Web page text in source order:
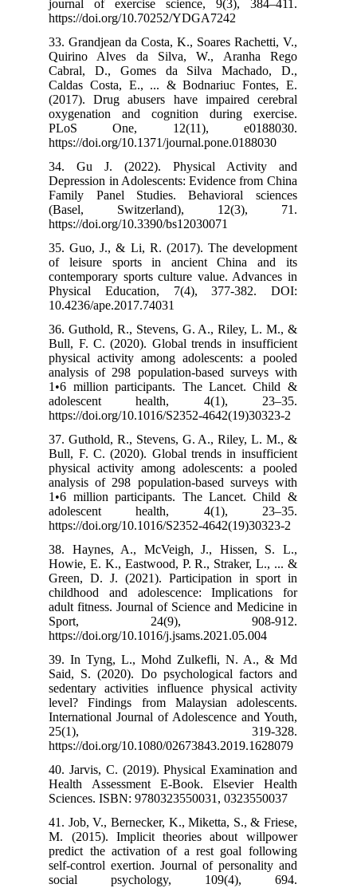
journal of
33. Grandjean
Quirino
Cabral, D.,
Caldas
(2017). Drug
oxygenation
PLoS
https://doi.org/
34. Gu J.
Depression in
Family Panel
(Basel,
35. Guo, J., &
of leisure
contemporary
Physical
36. Guthold,
Bull, F. C.
physical
analysis of
1•6 million
https://doi.org/
37. Guthold,
Bull, F. C.
physical
analysis of
1•6 million
https://doi.org/
38. Haynes,
Howie, E. K.,
Green, D. J.
childhood
adult fitness.
Sport,
39. In Tyng,
Said, S.
sedentary
level?
International
https://doi.org/
40. Jarvis, C.
Health
Sciences.
41. Job, V.,
M. (2015).
predict the
self-control
social